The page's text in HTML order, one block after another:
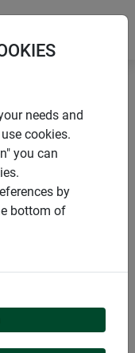
verre à la coupe
FIBRE
needs and
cookies.
you can
by
bottom of